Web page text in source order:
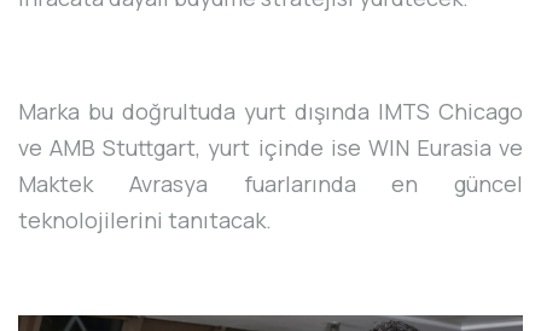
Marka bu doğrultuda yurt dışında IMTS Chicago
ve AMB Stuttgart, yurt içinde ise WIN Eurasia ve
Maktek Avrasya fuarlarında en güncel
teknolojilerini tanıtacak.